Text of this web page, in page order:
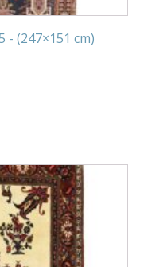
- (247×151 cm)